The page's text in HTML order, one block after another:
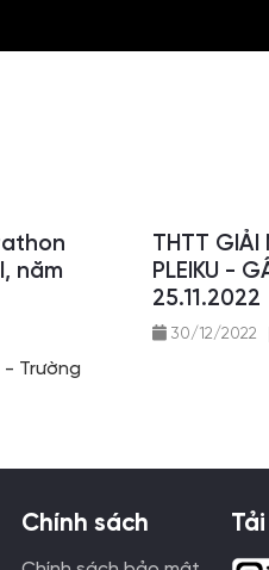
năm
- Trường
THTT GIẢI
PLEIKU -
25.11.2022
30/12/2022
Chính sách